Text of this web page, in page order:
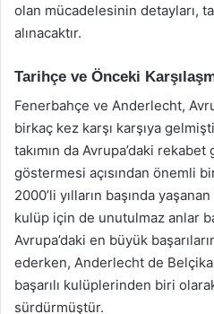
olan mücadelesinin detayları,
alınacaktır.
Tarihçe ve Önceki
Fenerbahçe ve Anderlecht,
birkaç kez karşı karşıya
takımın da Avrupa’daki
göstermesi açısından önemli
2000’li yılların başında
kulüp için de unutulmaz anlar
Avrupa’daki en büyük
ederken, Anderlecht de
başarılı kulüplerinden biri
sürdürmüştür.